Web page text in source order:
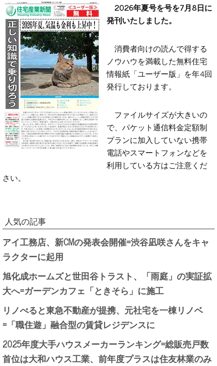
2026年夏号を号を7月8日に
発刊いたしました。
消費者向けの読んで得する
ノウハウを満載した無料住宅
情報紙「ユーザー版」を年4回
発行しております。
ファイルサイズが大きいの
で、パケット通信料金定額制
プランに加入していない携帯
電話やスマートフォンなどを
利用している方はご注意くだ
さい。
人気の記事
アイ工務店、新CMの発表会開催=渋谷凪咲さんをキャ
ラクターに起用
旭化成ホームズと世田谷トラスト、「雨庭」の実証拡
大へ=ガーデンカフェ「ときそら」に施工
リノべると東急不動産が提携、元社宅を一棟リノベ
=「職住遊」融合型の賃貸レジデンスに
2025年度大手ハウスメーカーランキング=総販売戸数
首位は大和ハウス工業、前年度プラスは住友林業のみ